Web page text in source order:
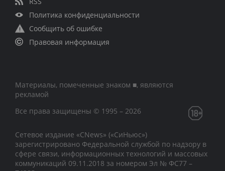
Политика конфиденциальности
Сообщить об ошибке
Правовая информация
Материалы, помеченные знаком ■, являются
рекламой
Все права защищены © 1995 – 2026
Сетевое издание «CNews» («СиНьюс»)
зарегистрировано Федеральной службой по надзору в
сфере связи, информационных технологий и массовых
коммуникаций 09.11.2018 за номером Эл № ФС77 –